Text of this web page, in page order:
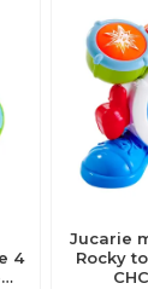
4
Jucarie
Rocky